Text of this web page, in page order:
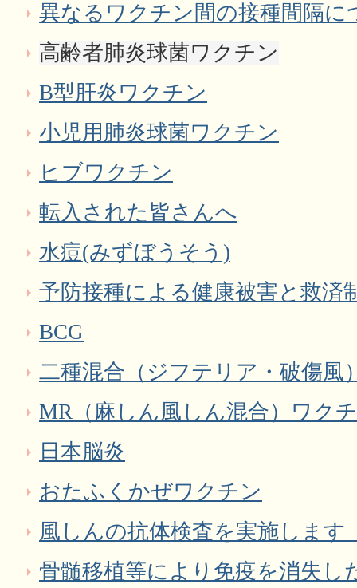
異なるワクチン間の接種間隔に
高齢者肺炎球菌ワクチン
B型肝炎ワクチン
小児用肺炎球菌ワクチン
ヒブワクチン
転入された皆さんへ
水痘(みずぼうそう)
予防接種による健康被害と救済
BCG
二種混合（ジフテリア・破傷風
MR（麻しん風しん混合）ワク
日本脳炎
おたふくかぜワクチン
風しんの抗体検査を実施します
骨髄移植等により免疫を消失し